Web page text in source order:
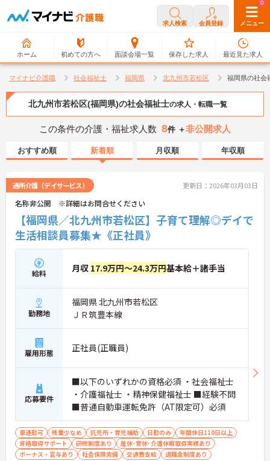
求人検索 会員登録 メニュー
ホーム 初めての方へ 面談会場一覧
0
保存した求人
0
最近見た求人
マイナビ介護職 社会福祉士 福岡県 北九州市若松区 福岡県の社会
北九州市若松区(福岡県)の社会福祉士の求人・転職一覧
この条件の介護・福祉求人数 8件 ＋非公開求人
おすすめ順 新着順 月収順 年収順
通所介護（デイサービス） 更新日：2026年03月03日
名称非公開 ※詳細はお問合せください
【福岡県／北九州市若松区】子育て理解◎デイで
生活相談員募集★《正社員》
給料 月収 17.9万円～24.3万円基本給＋諸手当
勤務地
福岡県 北九州市若松区
ＪＲ筑豊本線
雇用形態 正社員(正職員)
応募要件
■以下のいずれかの資格必須 ・社会福祉士
・介護福祉士 ・精神保健福祉士 ■経験不問
■普通自動車運転免許（AT限定可）必須
車通勤可 残業少なめ 託児所・育児補助 日勤のみ
年間休日110日以上
資格取得サポート
研修制度あり
産休･育休･介護休暇取得実績あり
ボーナス・賞与あり
社会保険完備 交通費支給 退職金制度あり